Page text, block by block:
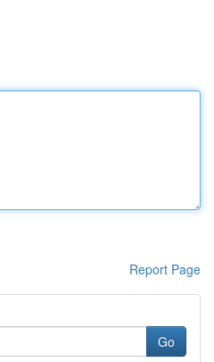
Report Page
Go